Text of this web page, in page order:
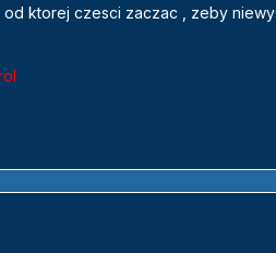
ktorej czesci zaczac , zeby